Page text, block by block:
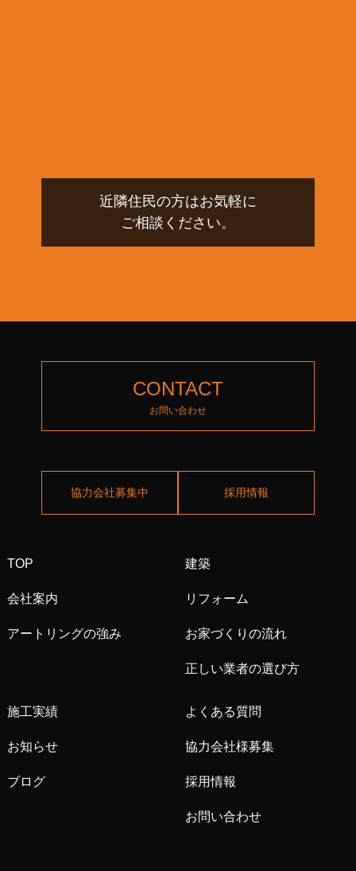
近隣住民の方はお気軽に
ご相談ください。
CONTACT
お問い合わせ
協力会社募集中 採用情報
TOP
会社案内
アートリングの強み
建築
リフォーム
お家づくりの流れ
正しい業者の選び方
施工実績
お知らせ
ブログ
よくある質問
協力会社様募集
採用情報
お問い合わせ